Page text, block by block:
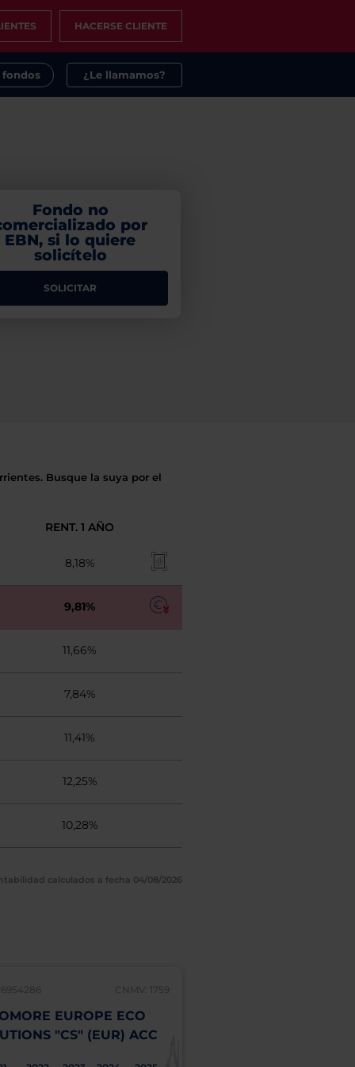
HACERSE CLIENTE
fondos ¿Le llamamos?
Fondo no
por
EBN, si lo quiere
solicítelo
SOLICITAR
Busque la suya por el
RENT. 1 AÑO
8,18%
9,81%
11,66%
7,84%
11,41%
12,25%
10,28%
calculados a fecha 04/08/2026
CNMV: 1759
EUROPE ECO
"CS" (EUR) ACC